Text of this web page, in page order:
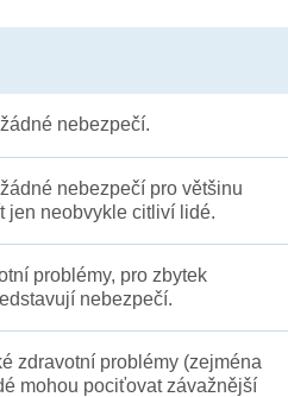
nebezpečí.
nebezpečí pro většinu
jen neobvykle citliví lidé.
problémy, pro zbytek
nebezpečí.
zdravotní problémy (zejména
mohou pociťovat závažnější